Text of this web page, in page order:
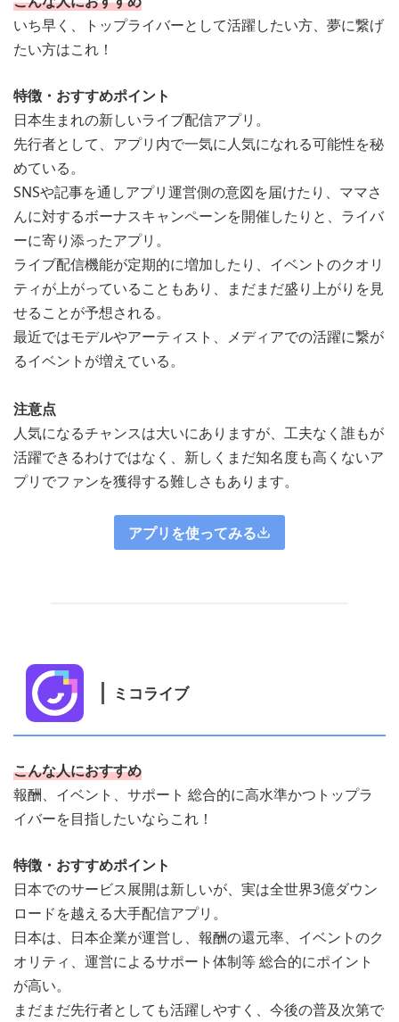
いち早く、トップライバーとして活躍したい方、夢に繋げ
たい方はこれ！
特徴・おすすめポイント
日本生まれの新しいライブ配信アプリ。
先行者として、アプリ内で一気に人気になれる可能性を秘
めている。
SNSや記事を通しアプリ運営側の意図を届けたり、ママさ
んに対するボーナスキャンペーンを開催したりと、ライバ
ーに寄り添ったアプリ。
ライブ配信機能が定期的に増加したり、イベントのクオリ
ティが上がっていることもあり、まだまだ盛り上がりを見
せることが予想される。
最近ではモデルやアーティスト、メディアでの活躍に繋が
るイベントが増えている。
注意点
人気になるチャンスは大いにありますが、工夫なく誰もが
活躍できるわけではなく、新しくまだ知名度も高くないア
プリでファンを獲得する難しさもあります。
アプリを使ってみる
ミコライブ
こんな人におすすめ
報酬、イベント、サポート 総合的に高水準かつトップラ
イバーを目指したいならこれ！
特徴・おすすめポイント
日本でのサービス展開は新しいが、実は全世界3億ダウン
ロードを越える大手配信アプリ。
日本は、日本企業が運営し、報酬の還元率、イベントのク
オリティ、運営によるサポート体制等 総合的にポイント
が高い。
まだまだ先行者としても活躍しやすく、今後の普及次第で